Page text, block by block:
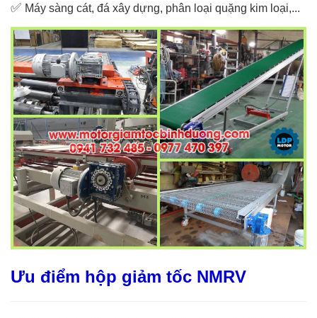
✅ Máy sàng cát, đá xây dựng, phân loại quặng kim loại,...
Ưu điểm hộp giảm tốc NMRV